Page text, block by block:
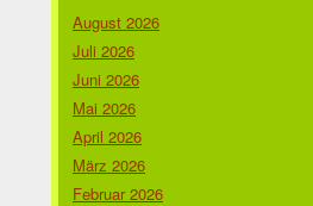
August 2026
Juli 2026
Juni 2026
Mai 2026
April 2026
März 2026
Februar 2026